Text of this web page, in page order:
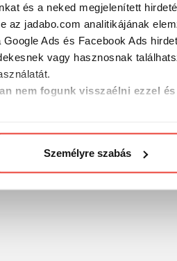
és a neked megjelenített
az jadabo.com analitikájának
Ads és Facebook Ads
vagy hasznosnak
nem fogunk visszaélni ezzel
Személyre szabás